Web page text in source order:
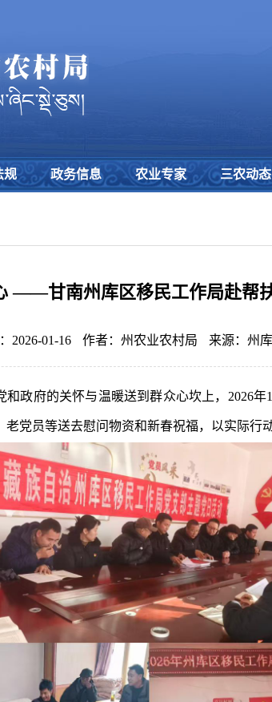
规 政务信息 农业专家 三农动态
——甘南州库区移民工作局赴帮
2026-01-16 作者：州农业农村局 来源：州
政府的关怀与温暖送到群众心坎上，2026
党员等送去慰问物资和新春祝福，以实际行